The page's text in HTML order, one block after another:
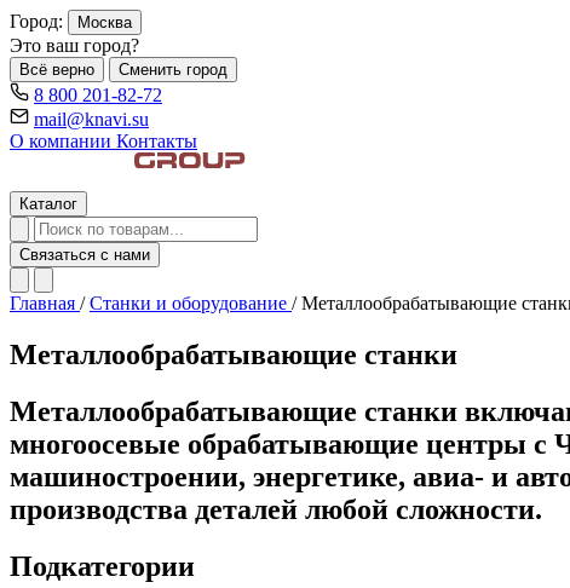
Город: Москва
Это ваш город?
Всё верно Сменить город
8 800 201-82-72
mail@knavi.su
О компании Контакты
Каталог
Связаться с нами
Главная / Станки и оборудование / Металлообрабатывающие
Металлообрабатывающие станки
Металлообрабатывающие станки
многоосевые обрабатывающие центры с
машиностроении, энергетике, авиа- и
производства деталей любой сложности.
Подкатегории